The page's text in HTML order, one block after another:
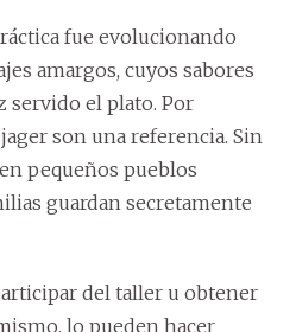
fue evolucionando
amargos, cuyos sabores
servido el plato. Por
son una referencia. Sin
pequeños pueblos
guardan secretamente
del taller u obtener
lo pueden hacer